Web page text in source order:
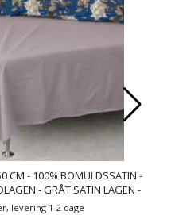
CM - 100% BOMULDSSATIN -
- GRÅT SATIN LAGEN -
FLADT LAGEN
levering 1-2 dage